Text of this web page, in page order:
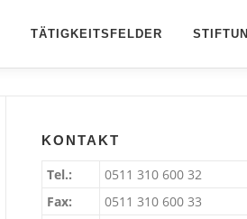
TÄTIGKEITSFELDER
KONTAKT
Tel.:
0511 310 600 32
Fax:
0511 310 600 33